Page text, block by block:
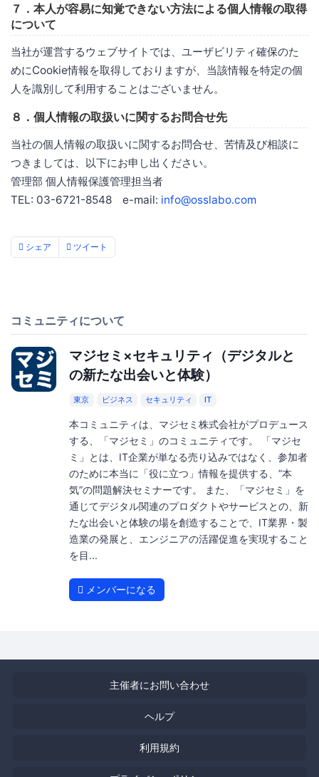
７．本人が容易に知覚できない方法による個人情報の取得
について
当社が運営するウェブサイトでは、ユーザビリティ確保のた
めにCookie情報を取得しておりますが、当該情報を特定の個
人を識別して利用することはございません。
８．個人情報の取扱いに関するお問合せ先
当社の個人情報の取扱いに関するお問合せ、苦情及び相談に
つきましては、以下にお申し出ください。
管理部 個人情報保護管理担当者
TEL: 03-6721-8548 e-mail: info@osslabo.com
シェア ツイート
コミュニティについて
マジセミ×セキュリティ（デジタルと
の新たな出会いと体験）
東京 ビジネス セキュリティ IT
本コミュニティは、マジセミ株式会社がプロデュース
する、「マジセミ」のコミュニティです。 「マジセ
ミ」とは、IT企業が単なる売り込みではなく、参加者
のために本当に「役に立つ」情報を提供する、”本
気”の問題解決セミナーです。 また、「マジセミ」を
通じてデジタル関連のプロダクトやサービスとの、新
たな出会いと体験の場を創造することで、IT業界・製
造業の発展と、エンジニアの活躍促進を実現すること
を目...
メンバーになる
主催者にお問い合わせ
ヘルプ
利用規約